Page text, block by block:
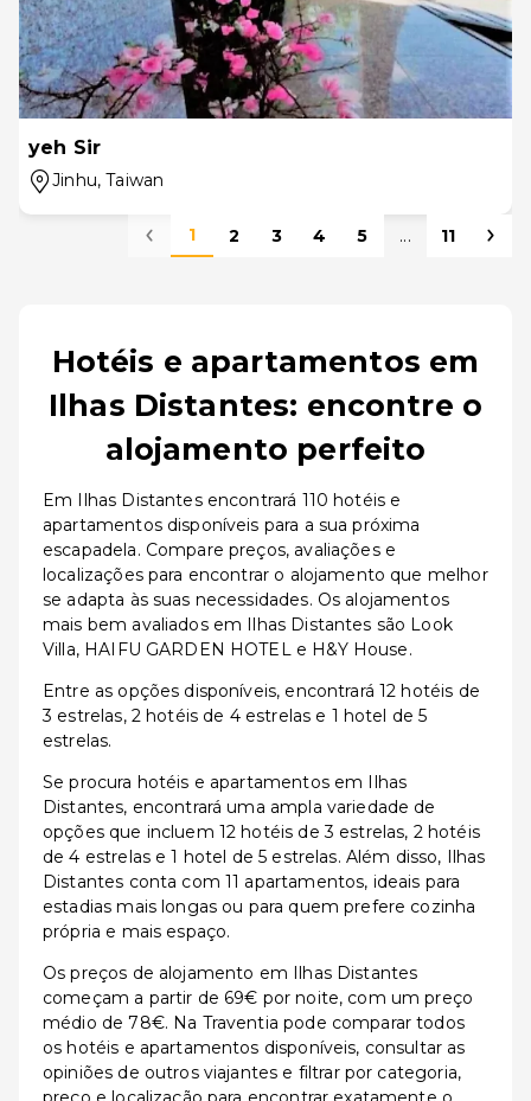
yeh Sir
Jinhu, Taiwan
1 2 3 4 5 ... 11
Hotéis e apartamentos em
Ilhas Distantes: encontre o
alojamento perfeito
Em Ilhas Distantes encontrará 110 hotéis e
apartamentos disponíveis para a sua próxima
escapadela. Compare preços, avaliações e
localizações para encontrar o alojamento que melhor
se adapta às suas necessidades. Os alojamentos
mais bem avaliados em Ilhas Distantes são Look
Villa, HAIFU GARDEN HOTEL e H&Y House.
Entre as opções disponíveis, encontrará 12 hotéis de
3 estrelas, 2 hotéis de 4 estrelas e 1 hotel de 5
estrelas.
Se procura hotéis e apartamentos em Ilhas
Distantes, encontrará uma ampla variedade de
opções que incluem 12 hotéis de 3 estrelas, 2 hotéis
de 4 estrelas e 1 hotel de 5 estrelas. Além disso, Ilhas
Distantes conta com 11 apartamentos, ideais para
estadias mais longas ou para quem prefere cozinha
própria e mais espaço.
Os preços de alojamento em Ilhas Distantes
começam a partir de 69€ por noite, com um preço
médio de 78€. Na Traventia pode comparar todos
os hotéis e apartamentos disponíveis, consultar as
opiniões de outros viajantes e filtrar por categoria,